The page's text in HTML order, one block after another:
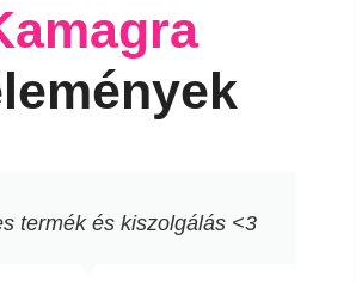
termék és kiszolgálás <3